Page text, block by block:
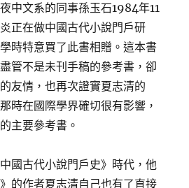
中文系的同事孫玉石1984年11
正在做中國古代小說門戶研
時特意買了此書相贈。這本書
管不是未刊手稿的參考書，卻
友情，也再次證實夏志清的
時在國際學界確切很有影響，
主要參考書。
國古代小說門戶史》時代，他
的作者夏志清自己也有了直接